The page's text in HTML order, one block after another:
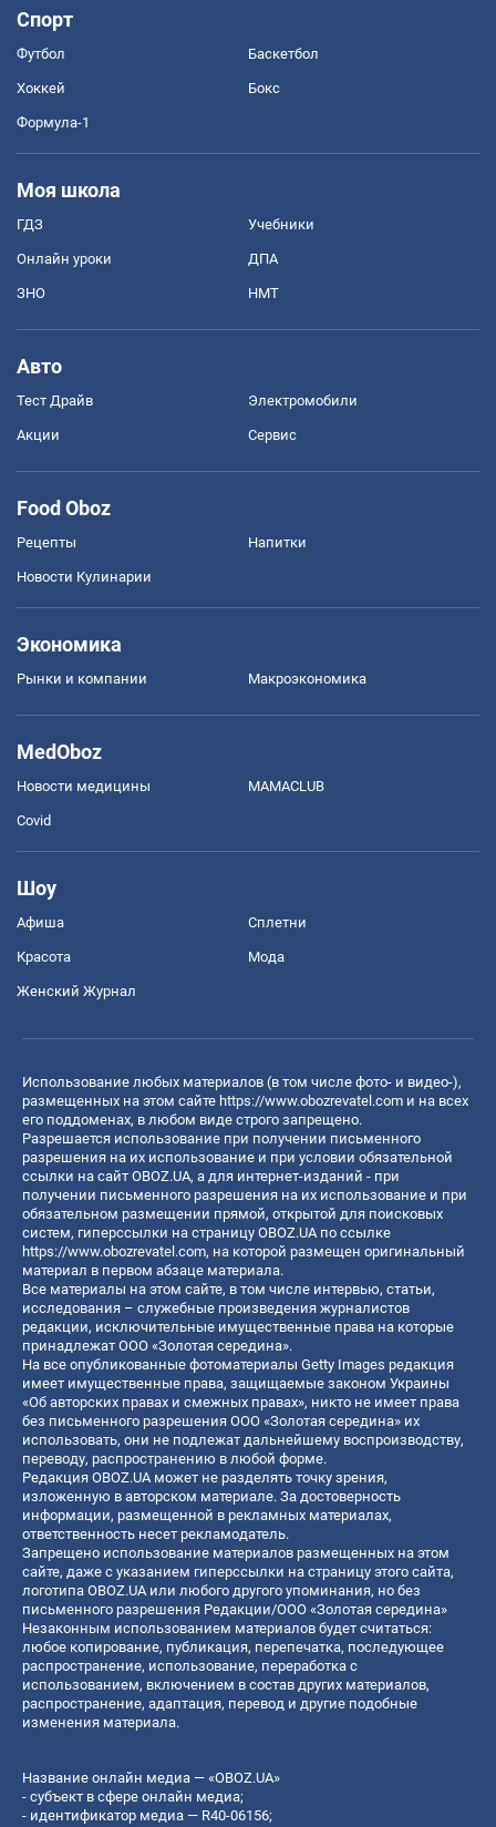
Спорт
Футбол Баскетбол
Хоккей Бокс
Формула-1
Моя школа
ГДЗ Учебники
Онлайн уроки ДПА
ЗНО НМТ
Авто
Тест Драйв Электромобили
Акции Сервис
Food Oboz
Рецепты Напитки
Новости Кулинарии
Экономика
Рынки и компании Mакроэкономика
MedOboz
Новости медицины MAMACLUB
Covid
Шоу
Афиша Сплетни
Красота Мода
Женский Журнал
Использование любых материалов (в том числе фото- и видео-),
размещенных на этом сайте https://www.obozrevatel.com и на всех
его поддоменах, в любом виде строго запрещено.
Разрешается использование при получении письменного
разрешения на их использование и при условии обязательной
ссылки на сайт OBOZ.UA, а для интернет-изданий - при
получении письменного разрешения на их использование и при
обязательном размещении прямой, открытой для поисковых
систем, гиперссылки на страницу OBOZ.UA по ссылке
https://www.obozrevatel.com, на которой размещен оригинальный
материал в первом абзаце материала.
Все материалы на этом сайте, в том числе интервью, статьи,
исследования – служебные произведения журналистов
редакции, исключительные имущественные права на которые
принадлежат ООО «Золотая середина».
На все опубликованные фотоматериалы Getty Images редакция
имеет имущественные права, защищаемые законом Украины
«Об авторских правах и смежных правах», никто не имеет права
без письменного разрешения ООО «Золотая середина» их
использовать, они не подлежат дальнейшему воспроизводству,
переводу, распространению в любой форме.
Редакция OBOZ.UA может не разделять точку зрения,
изложенную в авторском материале. За достоверность
информации, размещенной в рекламных материалах,
ответственность несет рекламодатель.
Запрещено использование материалов размещенных на этом
сайте, даже с указанием гиперссылки на страницу этого сайта,
логотипа OBOZ.UA или любого другого упоминания, но без
письменного разрешения Редакции/ООО «Золотая середина»
Незаконным использованием материалов будет считаться:
любое копирование, публикация, перепечатка, последующее
распространение, использование, переработка с
использованием, включением в состав других материалов,
распространение, адаптация, перевод и другие подобные
изменения материала.
Название онлайн медиа — «OBOZ.UA»
- субъект в сфере онлайн медиа;
- идентификатор медиа — R40-06156;